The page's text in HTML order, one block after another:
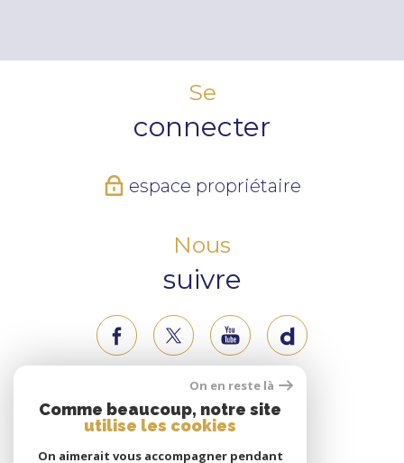
Se
connecter
espace propriétaire
Nous
suivre
Nous
adhérons
On en reste là
Comme beaucoup, notre site
utilise les cookies
On aimerait vous accompagner pendant